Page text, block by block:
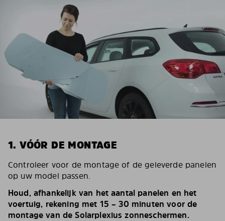
1. VÓÓR DE MONTAGE
Controleer voor de montage of de geleverde panelen
op uw model passen.
Houd, afhankelijk van het aantal panelen en het
voertuig, rekening met 15 – 30 minuten voor de
montage van de Solarplexius zonneschermen.